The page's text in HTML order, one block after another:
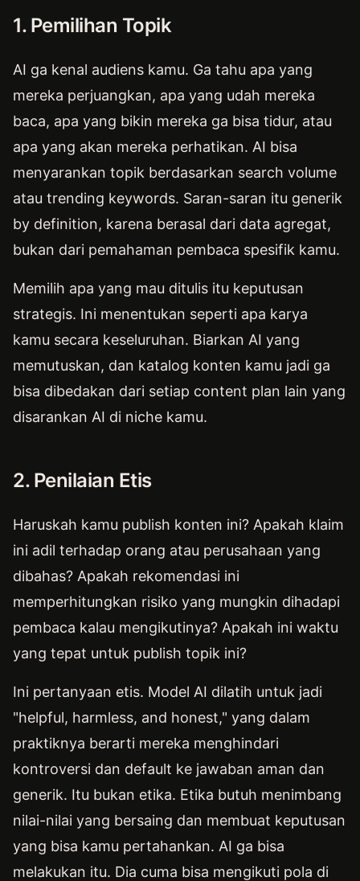
1. Pemilihan Topik
AI ga kenal audiens kamu. Ga tahu apa yang
mereka perjuangkan, apa yang udah mereka
baca, apa yang bikin mereka ga bisa tidur, atau
apa yang akan mereka perhatikan. AI bisa
menyarankan topik berdasarkan search volume
atau trending keywords. Saran-saran itu generik
by definition, karena berasal dari data agregat,
bukan dari pemahaman pembaca spesifik kamu.
Memilih apa yang mau ditulis itu keputusan
strategis. Ini menentukan seperti apa karya
kamu secara keseluruhan. Biarkan AI yang
memutuskan, dan katalog konten kamu jadi ga
bisa dibedakan dari setiap content plan lain yang
disarankan AI di niche kamu.
2. Penilaian Etis
Haruskah kamu publish konten ini? Apakah klaim
ini adil terhadap orang atau perusahaan yang
dibahas? Apakah rekomendasi ini
memperhitungkan risiko yang mungkin dihadapi
pembaca kalau mengikutinya? Apakah ini waktu
yang tepat untuk publish topik ini?
Ini pertanyaan etis. Model AI dilatih untuk jadi
"helpful, harmless, and honest," yang dalam
praktiknya berarti mereka menghindari
kontroversi dan default ke jawaban aman dan
generik. Itu bukan etika. Etika butuh menimbang
nilai-nilai yang bersaing dan membuat keputusan
yang bisa kamu pertahankan. AI ga bisa
melakukan itu. Dia cuma bisa mengikuti pola di